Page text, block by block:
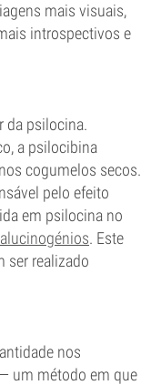
mais visuais,
introspectivos e
da psilocina.
a psilocibina
cogumelos secos.
pelo efeito
em psilocina no
. Este
ser realizado
nos
— um método em que